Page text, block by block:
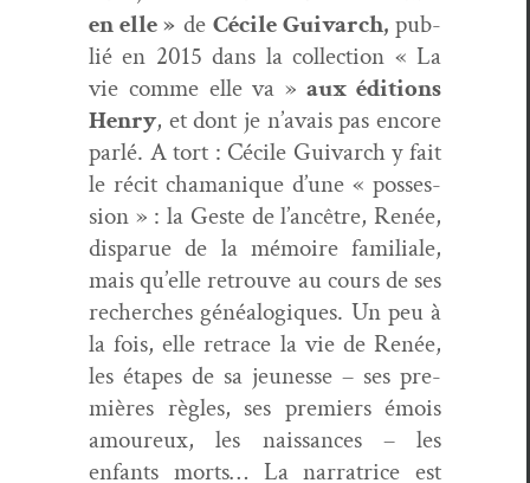
en elle» de Cécile Guiv­arch,pub­
lié en 2015 dans la col­lec­tion « La
vie comme elle va » aux édi­tions
Hen­ry, et dont je n’avais pas encore
par­lé. A tort : Cécile Guiv­arch y fait
le réc­it chamanique d’une « pos­ses­
sion » : la Geste de l’ancêtre, Renée,
dis­parue de la mémoire famil­iale,
mais qu’elle retrou­ve au cours de ses
recherch­es généalogiques. Un peu à
la fois, elle retrace la vie de Renée,
les étapes de sa jeunesse – ses pre­
mières règles, ses pre­miers émois
amoureux, les nais­sances – les
enfants morts… La nar­ra­trice est